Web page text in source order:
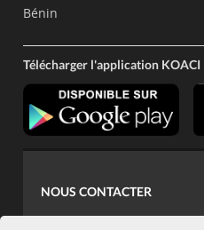
Bénin
Télécharger l'application KOACI
NOUS CONTACTER